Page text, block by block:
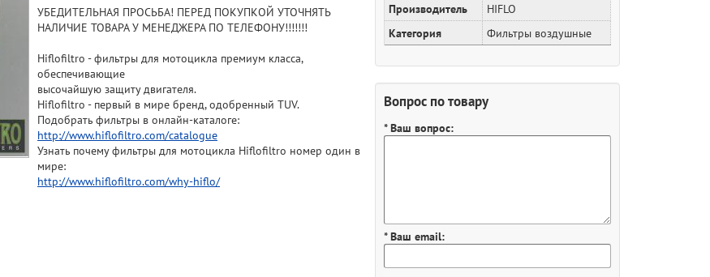
УБЕДИТЕЛЬНАЯ ПРОСЬБА! ПЕРЕД ПОКУПКОЙ УТОЧНЯТЬ
НАЛИЧИЕ ТОВАРА У МЕНЕДЖЕРА ПО ТЕЛЕФОНУ!!!!!!!
Hiflofiltro - фильтры для мотоцикла премиум класса,
обеспечивающие
высочайшую защиту двигателя.
Hiflofiltro - первый в мире бренд, одобренный TUV.
Подобрать фильтры в онлайн-каталоге:
http://www.hiflofiltro.com/catalogue
Узнать почему фильтры для мотоцикла Hiflofiltro номер один в
мире:
http://www.hiflofiltro.com/why-hiflo/
Производитель
HIFLO
Категория
Фильтры воздушные
Вопрос по товару
* Ваш вопрос:
* Ваш email: